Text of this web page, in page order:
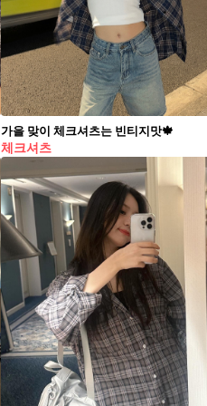
가을 맞이 체크셔츠는 빈티지맛🍁
체크셔츠